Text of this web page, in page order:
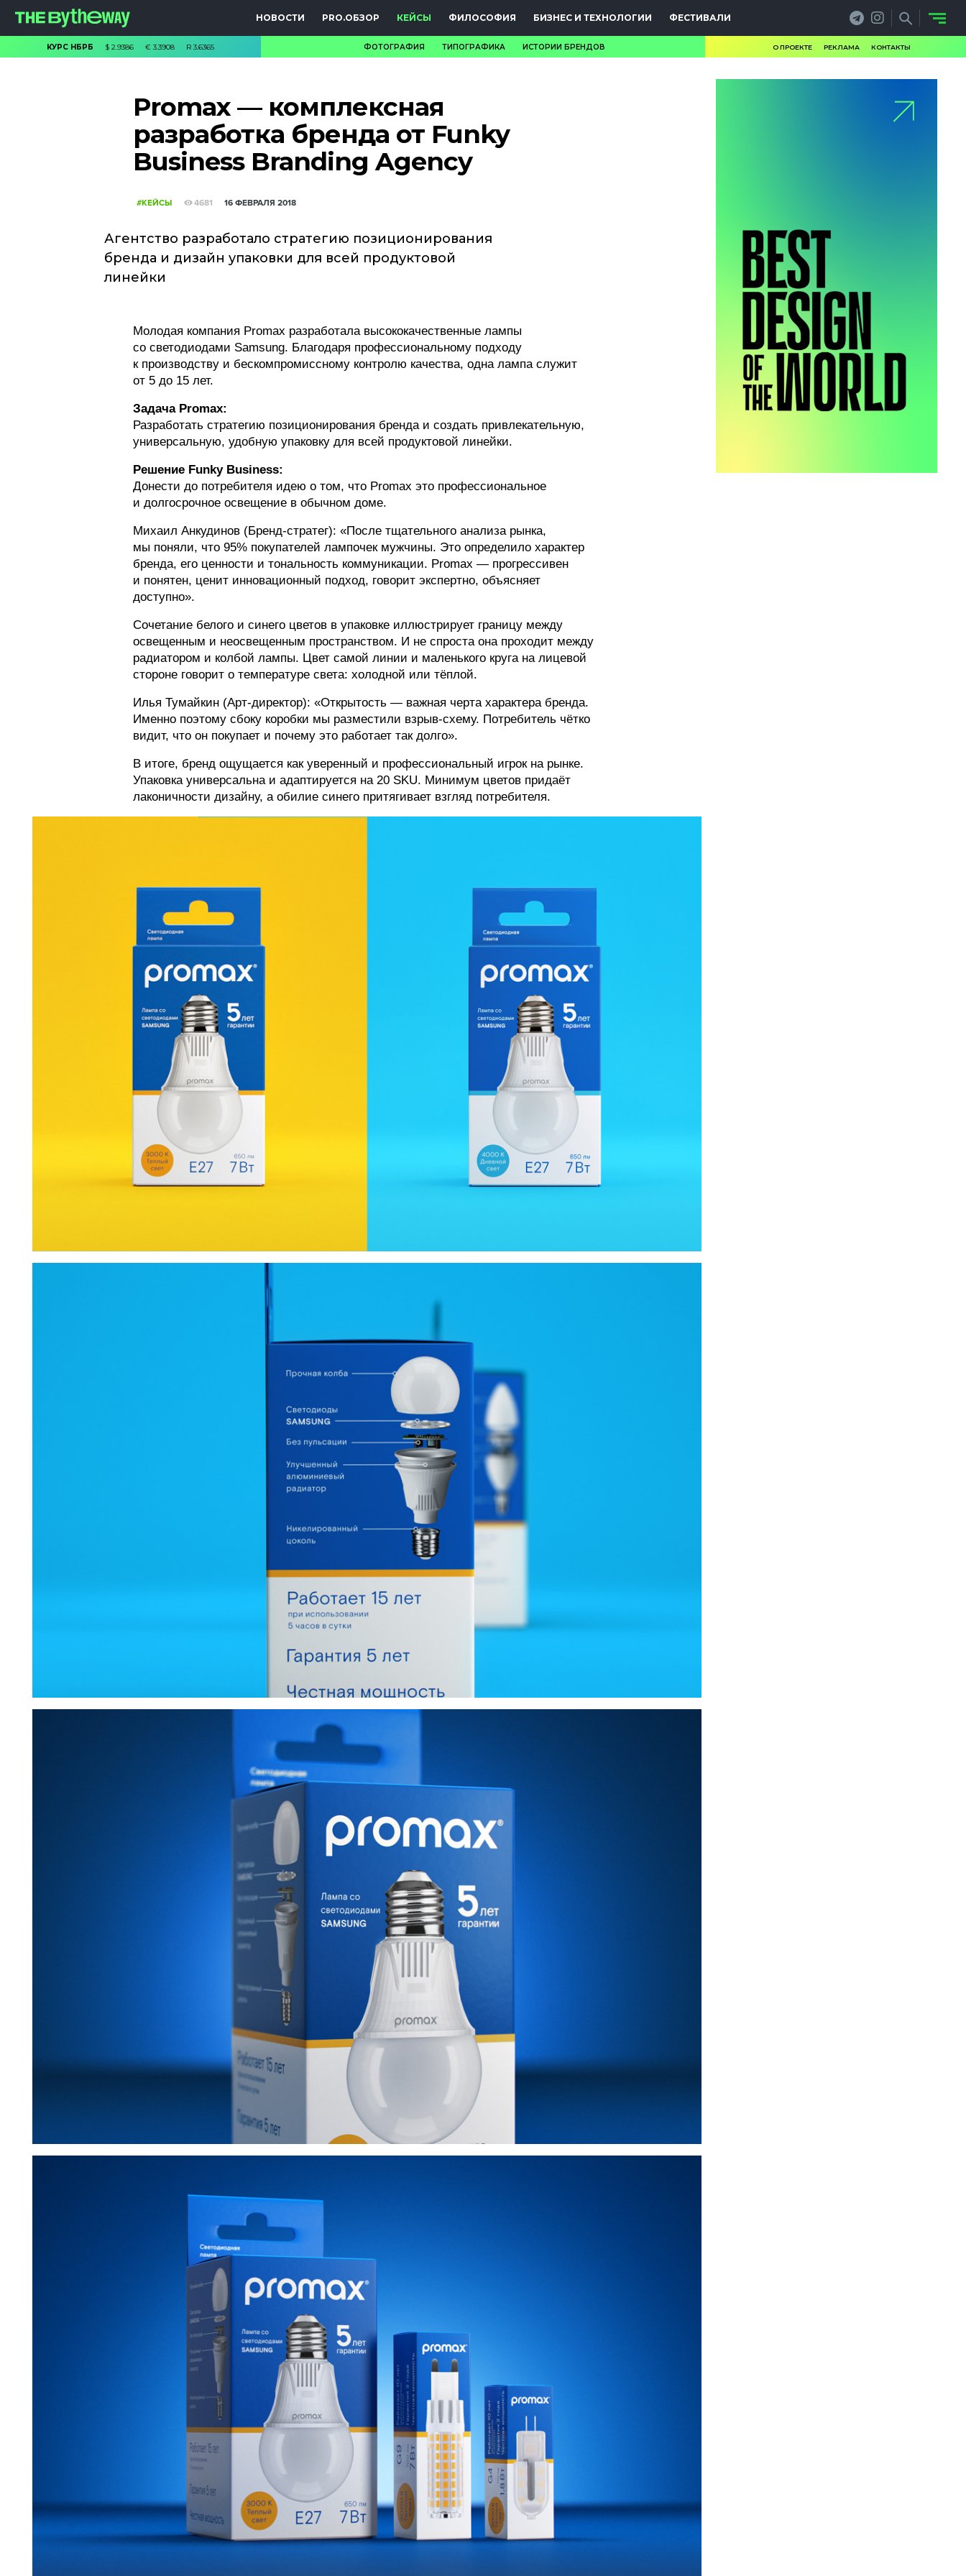
НОВОСТИ PRO.ОБЗОР КЕЙСЫ ФИЛОСОФИЯ БИЗНЕС И ТЕХНОЛОГИИ ФЕСТИВАЛИ
КУРС НБРБ $2.9386 € 3.3908 R3.6365 ФОТОГРАФИЯ ТИПОГРАФИКА ИСТОРИИ БРЕНДОВ О ПРОЕКТЕ РЕКЛАМА КОНТАКТЫ
Promax — комплексная
разработка бренда от Funky
Business Branding Agency
#КЕЙСЫ 4681 16 ФЕВРАЛЯ 2018
Агентство разработало стратегию позиционирования
бренда и дизайн упаковки для всей продуктовой
линейки
Молодая компания Promax разработала высококачественные лампы
со светодиодами Samsung. Благодаря профессиональному подходу
к производству и бескомпромиссному контролю качества, одна лампа служит
от 5 до 15 лет.
Задача Promax:
Разработать стратегию позиционирования бренда и создать привлекательную,
универсальную, удобную упаковку для всей продуктовой линейки.
Решение Funky Business:
Донести до потребителя идею о том, что Promax это профессиональное
и долгосрочное освещение в обычном доме.
Михаил Анкудинов (Бренд-стратег): «После тщательного анализа рынка,
мы поняли, что 95% покупателей лампочек мужчины. Это определило характер
бренда, его ценности и тональность коммуникации. Promax — прогрессивен
и понятен, ценит инновационный подход, говорит экспертно, объясняет
доступно».
Сочетание белого и синего цветов в упаковке иллюстрирует границу между
освещенным и неосвещенным пространством. И не спроста она проходит между
радиатором и колбой лампы. Цвет самой линии и маленького круга на лицевой
стороне говорит о температуре света: холодной или тёплой.
Илья Тумайкин (Арт-директор): «Открытость — важная черта характера бренда.
Именно поэтому сбоку коробки мы разместили взрыв-схему. Потребитель чётко
видит, что он покупает и почему это работает так долго».
В итоге, бренд ощущается как уверенный и профессиональный игрок на рынке.
Упаковка универсальна и адаптируется на 20 SKU. Минимум цветов придаёт
лаконичности дизайну, а обилие синего притягивает взгляд потребителя.
PRO.ОБЗОР
КЕЙСЫ
ФИЛОСОФИЯ
БИЗНЕС И
ТЕХНОЛОГИИ
ФОТОГРАФИЯ
О ПРОЕКТЕ
КОНТАКТЫ